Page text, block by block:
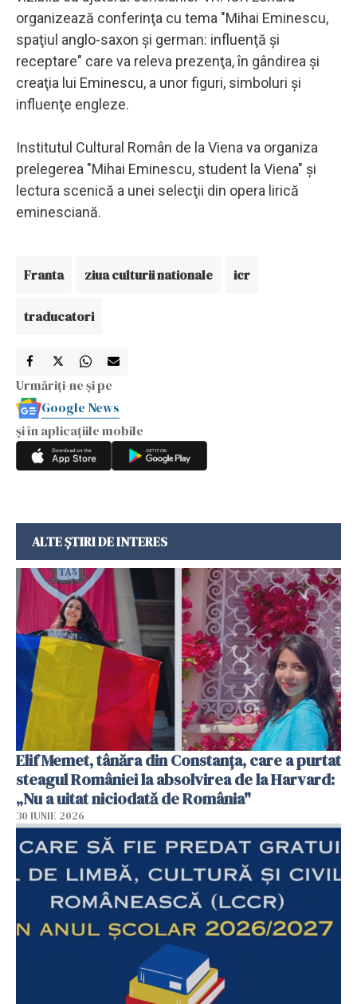
organizează conferinţa cu tema "Mihai Eminescu,
spaţiul anglo-saxon şi german: influenţă şi
receptare" care va releva prezenţa, în gândirea şi
creaţia lui Eminescu, a unor figuri, simboluri şi
influenţe engleze.
Institutul Cultural Român de la Viena va organiza
prelegerea "Mihai Eminescu, student la Viena" şi
lectura scenică a unei selecţii din opera lirică
eminesciană.
Franta ziua culturii nationale icr
traducatori
Urmăriți-ne și pe
Google News
și în aplicațiile mobile
ALTE ȘTIRI DE INTERES
Elif Memet, tânăra din Constanța, care a purtat
steagul României la absolvirea de la Harvard:
„Nu a uitat niciodată de România"
30 IUNIE 2026